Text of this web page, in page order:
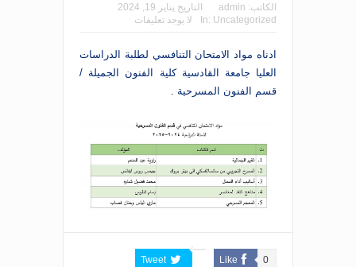
الكاتب: admin التاريخ يناير 19, 2024
In: Uncategorized لا يوجد تعليقات
ادناه مواد الامتحان التنافسي لطلبة الدراسات
العليا جامعة القادسية كلية الفنون الجميلة /
قسم الفنون المسرحية .
Like 0
Tweet